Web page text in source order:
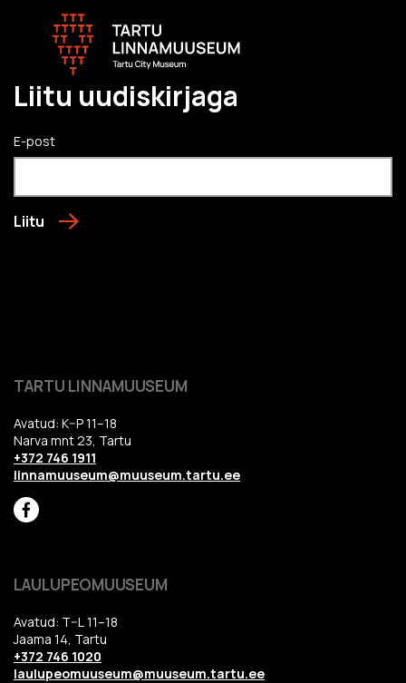
Liitu uudiskirjaga
E-post
Liitu
TARTU LINNAMUUSEUM
Avatud: K–P 11–18
Narva mnt 23, Tartu
+372 746 1911
linnamuuseum@muuseum.tartu.ee
LAULUPEOMUUSEUM
Avatud: T–L 11–18
Jaama 14, Tartu
+372 746 1020
laulupeomuuseum@muuseum.tartu.ee